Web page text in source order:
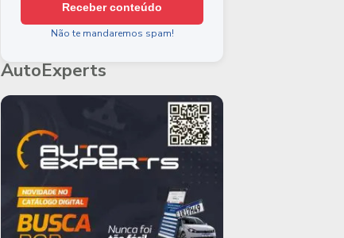
Receber conteúdo
Não te mandaremos spam!
AutoExperts